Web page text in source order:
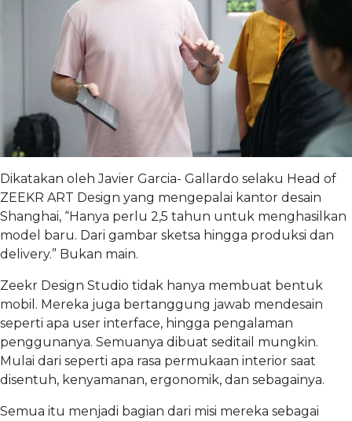
Dikatakan oleh Javier Garcia- Gallardo selaku Head of
ZEEKR ART Design yang mengepalai kantor desain
Shanghai, “Hanya perlu 2,5 tahun untuk menghasilkan
model baru. Dari gambar sketsa hingga produksi dan
delivery.” Bukan main.
Zeekr Design Studio tidak hanya membuat bentuk
mobil. Mereka juga bertanggung jawab mendesain
seperti apa user interface, hingga pengalaman
penggunanya. Semuanya dibuat seditail mungkin.
Mulai dari seperti apa rasa permukaan interior saat
disentuh, kenyamanan, ergonomik, dan sebagainya.
Semua itu menjadi bagian dari misi mereka sebagai